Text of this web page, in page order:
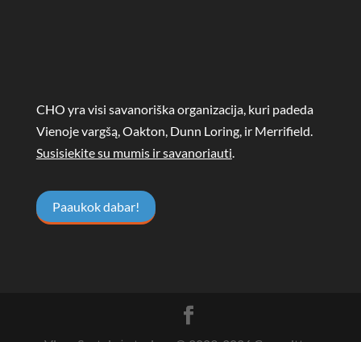
CHO yra visi savanoriška organizacija, kuri padeda
Vienoje vargšą, Oakton, Dunn Loring, ir Merrifield.
Susisiekite su mumis ir savanoriauti.
Paaukok dabar!